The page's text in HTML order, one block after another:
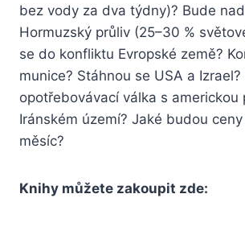
bez vody za dva týdny)? Bude
Hormuzský průliv (25–30 %
se do konfliktu Evropské země?
munice? Stáhnou se USA a
opotřebovávací válka s americkou
Iránském území? Jaké budou
měsíc?
Knihy můžete zakoupit zde: